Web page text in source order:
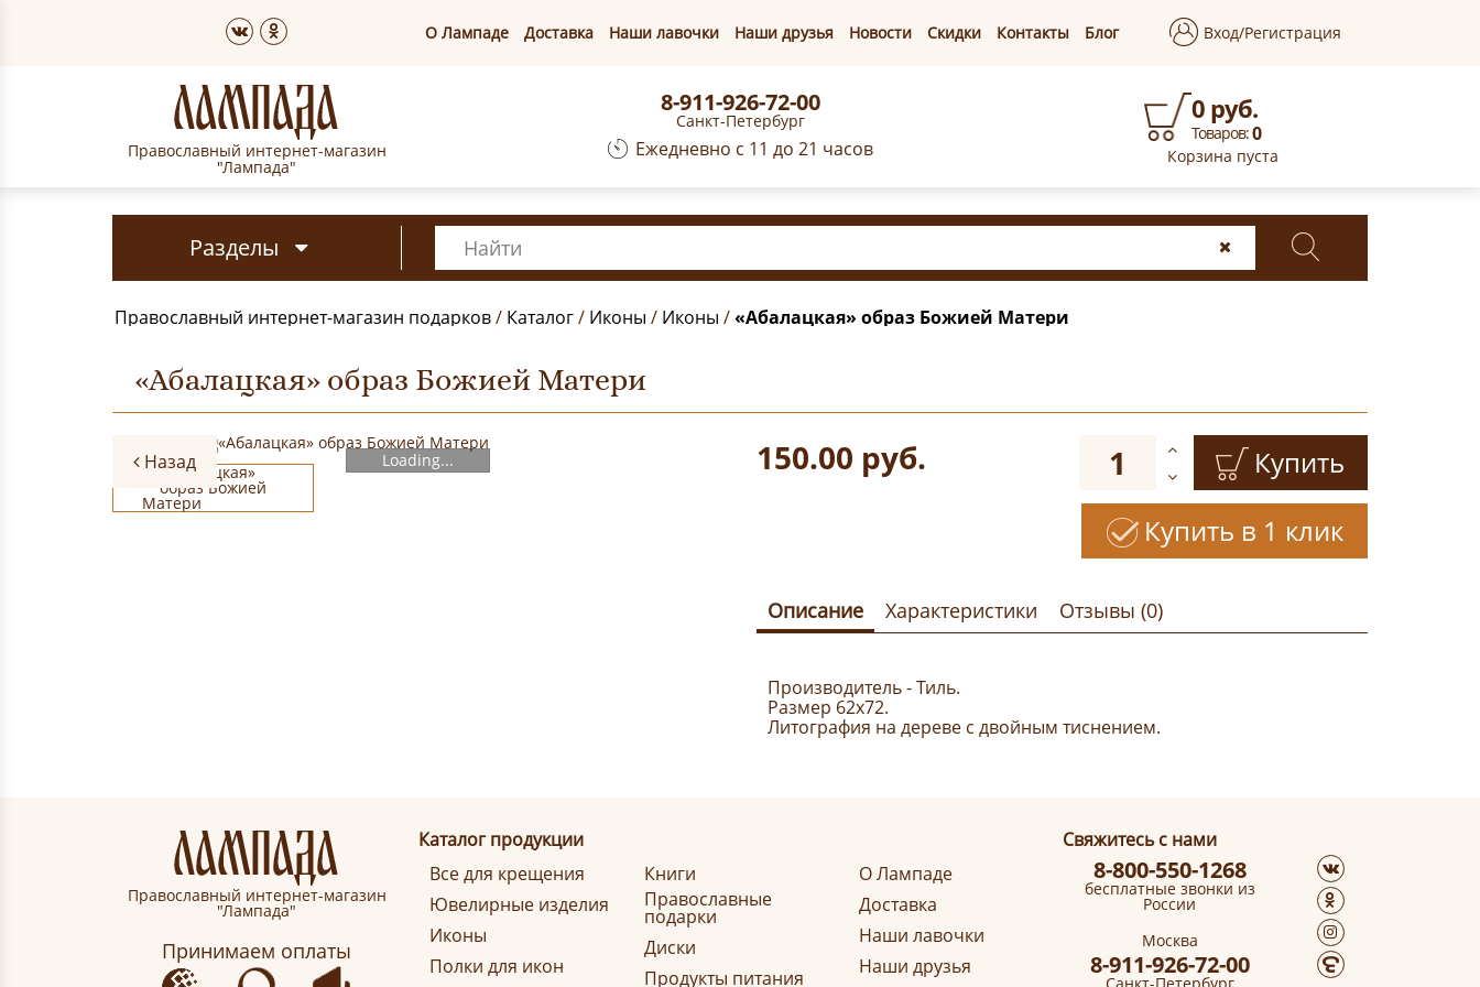
О Лампаде Доставка Наши лавочки Наши друзья Новости Скидки Контакты Блог Вход/Регистрация
Православный интернет-магазин
"Лампада"
8-911-926-72-00
Санкт-Петербург
Ежедневно с 11 до 21 часов
0 руб.
Товаров:0
Корзина пуста
Разделы
Православный интернет-магазин подарков/ Каталог/ Иконы / Иконы /«Абалацкая» образ Божией Матери
«Абалацкая» образ Божией Матери
Loading...
Назад 150.00 руб.
Купить
Купить в 1 клик
Описание Характеристики Отзывы (0)
Производитель - Тиль.
Размер 62х72.
Литография на дереве с двойным тиснением.
Православный интернет-магазин
"Лампада"
Принимаем оплаты
Каталог продукции
Все для крещения
Ювелирные изделия
Иконы
Полки для икон
Книги
Православные
подарки
Диски
Продукты питания
О Лампаде
Доставка
Наши лавочки
Наши друзья
Свяжитесь с нами
8-800-550-1268
бесплатные звонки из
России
Москва
8-911-926-72-00